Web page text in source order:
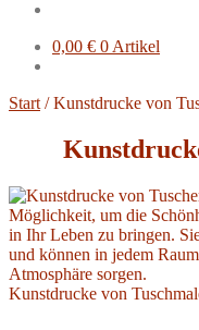
0,00 € 0 Artikel
Start /Kunstdrucke von
Kunstdrucke von